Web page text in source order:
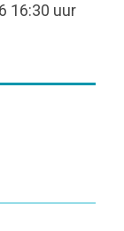
16:30 uur